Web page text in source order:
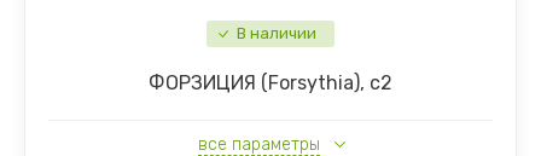
В наличии
ФОРЗИЦИЯ (Forsythia), с2
все параметры